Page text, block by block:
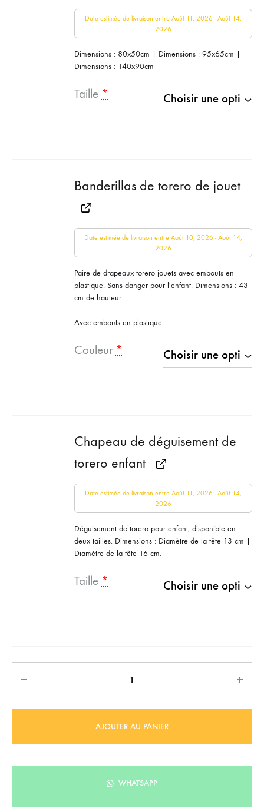
Date estimée de livraison entre Août 11, 2026 - Août 14,
2026
Dimensions : 80x50cm | Dimensions : 95x65cm |
Dimensions : 140x90cm
Taille *
Banderillas de torero de jouet
Date estimée de livraison entre Août 10, 2026 - Août 14,
2026
Paire de drapeaux torero jouets avec embouts en
plastique. Sans danger pour l'enfant. Dimensions : 43
cm de hauteur
Avec embouts en plastique.
Couleur *
Chapeau de déguisement de
torero enfant
Date estimée de livraison entre Août 11, 2026 - Août 14,
2026
Déguisement de torero pour enfant, disponible en
deux tailles. Dimensions : Diamètre de la tête 13 cm |
Diamètre de la tête 16 cm.
Taille *
AJOUTER AU PANIER
WHATSAPP